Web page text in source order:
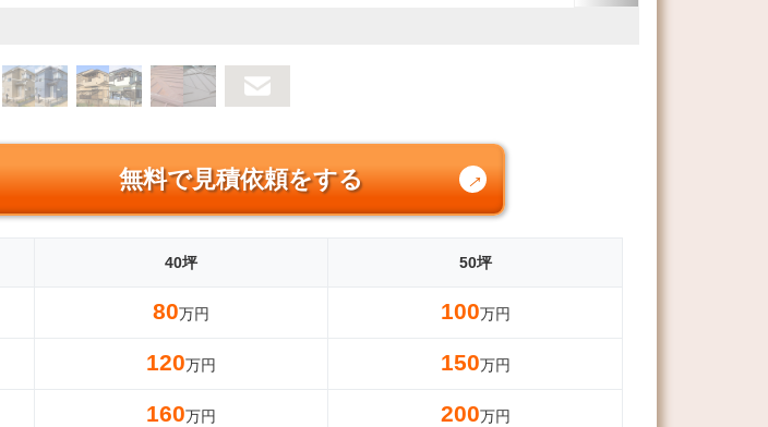
無料で見積依頼をする
40坪 50坪
80万円 100万円
120万円 150万円
160万円 200万円